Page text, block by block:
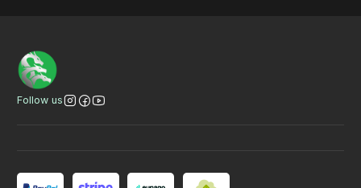
Follow us